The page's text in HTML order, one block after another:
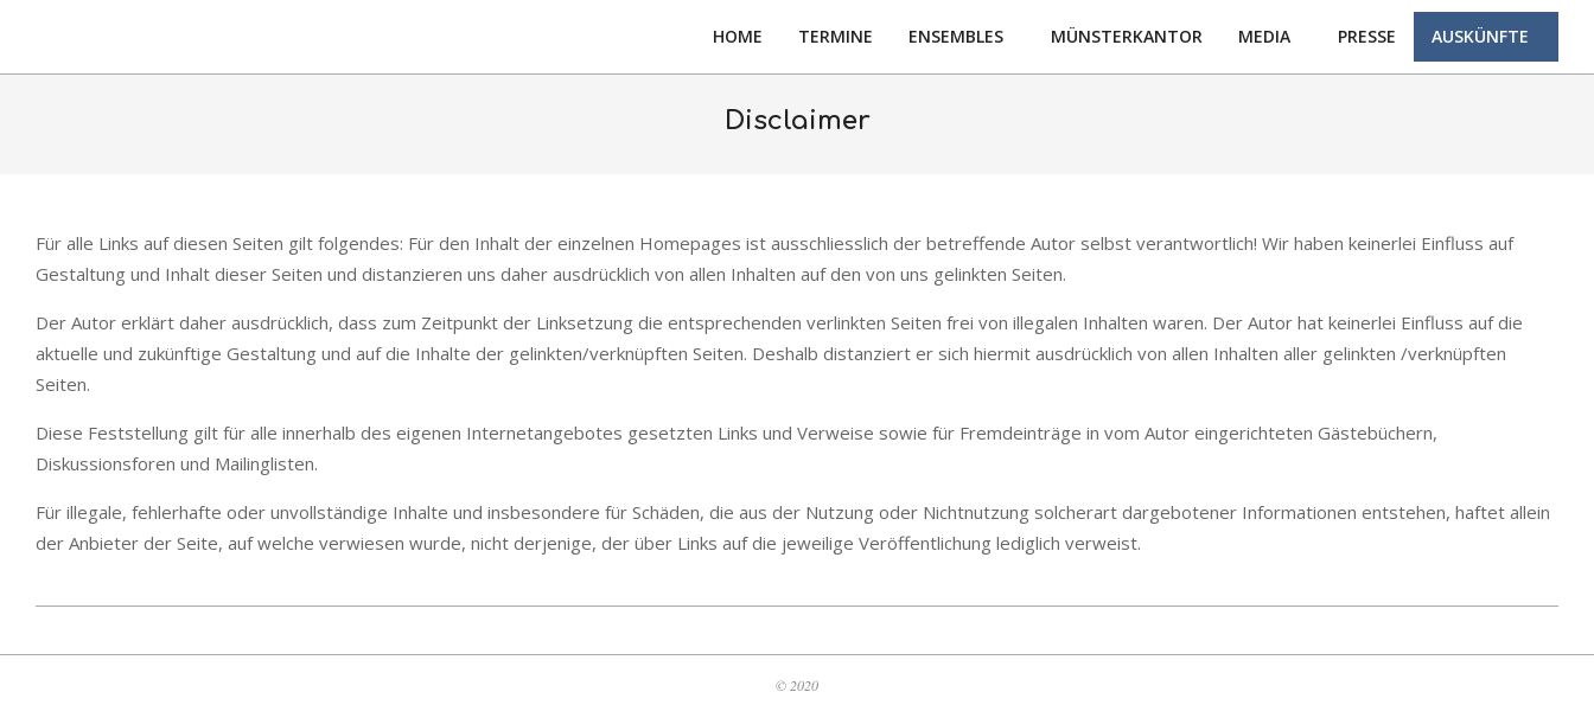
content
HOME TERMINE ENSEMBLES MÜNSTERKANTOR MEDIA PRESSE AUSKÜNFTE
Disclaimer
Für alle Links auf diesen Seiten gilt folgendes: Für den Inhalt der einzelnen Homepages ist ausschliesslich der betreffende Autor selbst verantwortlich! Wir haben keinerlei Einfluss auf
Gestaltung und Inhalt dieser Seiten und distanzieren uns daher ausdrücklich von allen Inhalten auf den von uns gelinkten Seiten.
Der Autor erklärt daher ausdrücklich, dass zum Zeitpunkt der Linksetzung die entsprechenden verlinkten Seiten frei von illegalen Inhalten waren. Der Autor hat keinerlei Einfluss auf die
aktuelle und zukünftige Gestaltung und auf die Inhalte der gelinkten/verknüpften Seiten. Deshalb distanziert er sich hiermit ausdrücklich von allen Inhalten aller gelinkten /verknüpften
Seiten.
Diese Feststellung gilt für alle innerhalb des eigenen Internetangebotes gesetzten Links und Verweise sowie für Fremdeinträge in vom Autor eingerichteten Gästebüchern,
Diskussionsforen und Mailinglisten.
Für illegale, fehlerhafte oder unvollständige Inhalte und insbesondere für Schäden, die aus der Nutzung oder Nichtnutzung solcherart dargebotener Informationen entstehen, haftet allein
der Anbieter der Seite, auf welche verwiesen wurde, nicht derjenige, der über Links auf die jeweilige Veröffentlichung lediglich verweist.
03-
© 2020